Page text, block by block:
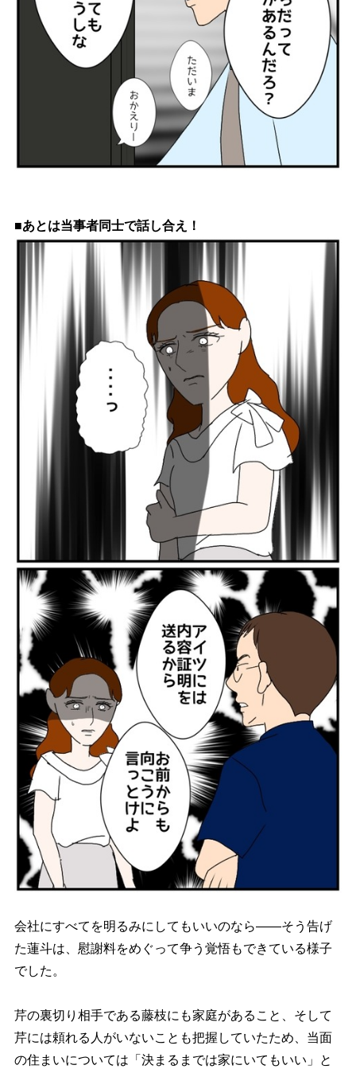
■あとは当事者同士で話し合え！
会社にすべてを明るみにしてもいいのなら――そう告げ
た蓮斗は、慰謝料をめぐって争う覚悟もできている様子
でした。
芹の裏切り相手である藤枝にも家庭があること、そして
芹には頼れる人がいないことも把握していたため、当面
の住まいについては「決まるまでは家にいてもいい」と